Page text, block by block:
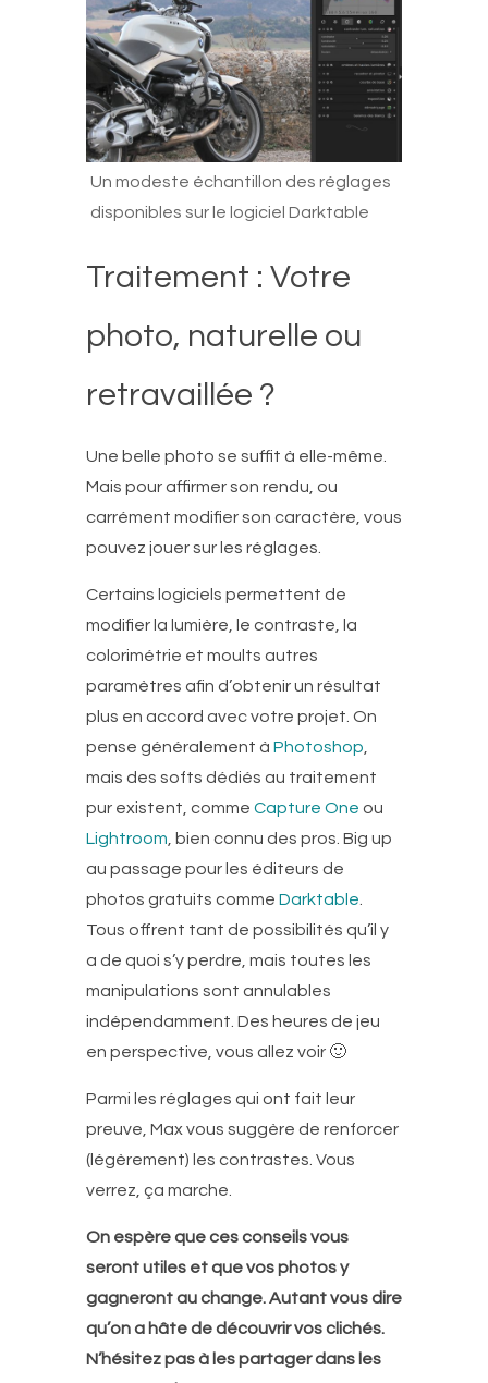
Un modeste échantillon des réglages
disponibles sur le logiciel Darktable
Traitement : Votre
photo, naturelle ou
retravaillée ?
Une belle photo se suffit à elle-même.
Mais pour affirmer son rendu, ou
carrément modifier son caractère, vous
pouvez jouer sur les réglages.
Certains logiciels permettent de
modifier la lumière, le contraste, la
colorimétrie et moults autres
paramètres afin d’obtenir un résultat
plus en accord avec votre projet. On
pense généralement à Photoshop,
mais des softs dédiés au traitement
pur existent, comme Capture One ou
Lightroom, bien connu des pros. Big up
au passage pour les éditeurs de
photos gratuits comme Darktable.
Tous offrent tant de possibilités qu’il y
a de quoi s’y perdre, mais toutes les
manipulations sont annulables
indépendamment. Des heures de jeu
en perspective, vous allez voir 🙂
Parmi les réglages qui ont fait leur
preuve, Max vous suggère de renforcer
(légèrement) les contrastes. Vous
verrez, ça marche.
On espère que ces conseils vous
seront utiles et que vos photos y
gagneront au change. Autant vous dire
qu’on a hâte de découvrir vos clichés.
N’hésitez pas à les partager dans les